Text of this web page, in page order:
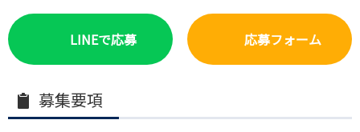
LINEで応募 応募フォーム
募集要項